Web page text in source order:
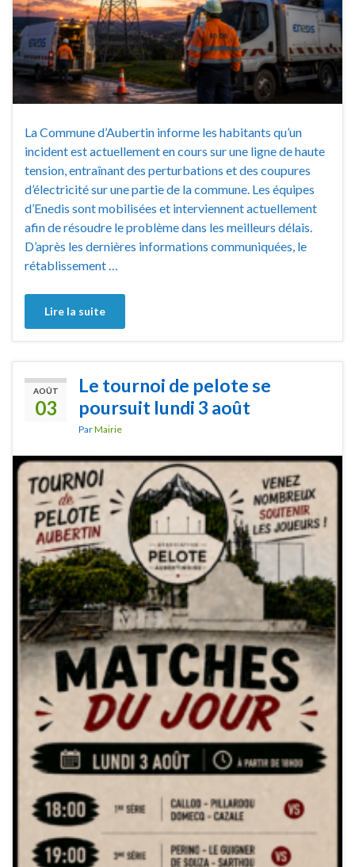
La Commune d’Aubertin informe les habitants qu’un
incident est actuellement en cours sur une ligne de haute
tension, entraînant des perturbations et des coupures
d’électricité sur une partie de la commune. Les équipes
d’Enedis sont mobilisées et interviennent actuellement
afin de résoudre le problème dans les meilleurs délais.
D’après les dernières informations communiquées, le
rétablissement …
Lire la suite
AOÛT
03
Le tournoi de pelote se
poursuit lundi 3 août
ParMairie